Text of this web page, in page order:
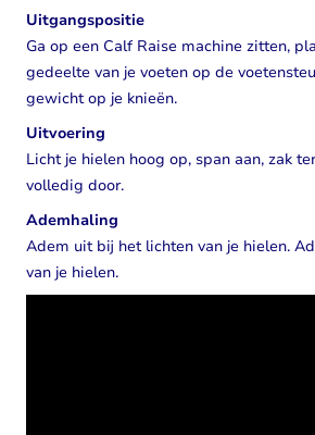
Uitgangspositie
Ga op een Calf Raise machine zitten,
gedeelte van je voeten op de
gewicht op je knieën.
Uitvoering
Licht je hielen hoog op, span aan, zak
volledig door.
Ademhaling
Adem uit bij het lichten van je hielen.
van je hielen.